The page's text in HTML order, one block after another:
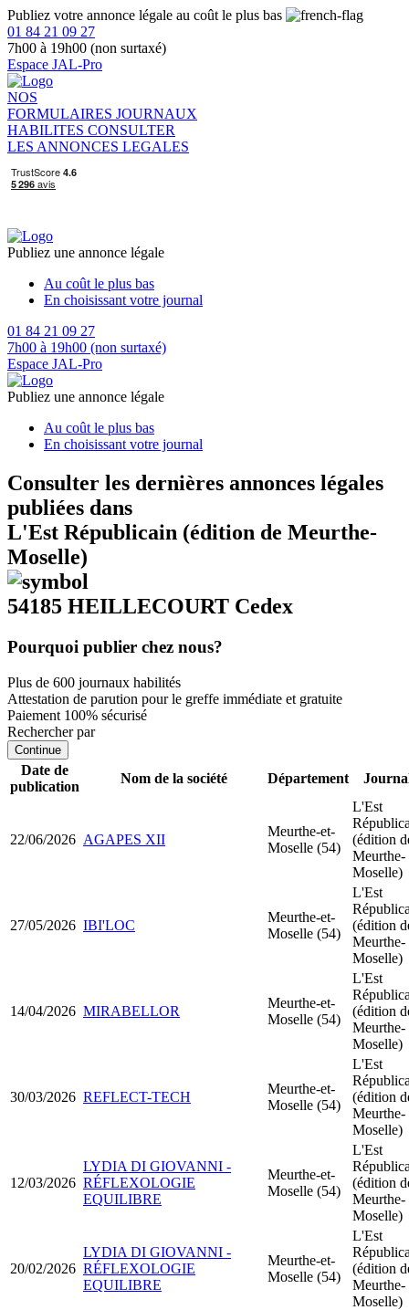
Publiez votre annonce légale au coût le plus bas
01 84 21 09 27
7h00 à 19h00 (non surtaxé)
Espace JAL-Pro
NOS
FORMULAIRES JOURNAUX
HABILITES CONSULTER
LES ANNONCES LEGALES
Publiez une annonce légale
Au coût le plus bas
En choisissant votre journal
01 84 21 09 27
7h00 à 19h00 (non surtaxé)
Espace JAL-Pro
Publiez une annonce légale
Au coût le plus bas
En choisissant votre journal
Consulter les dernières annonces légales
publiées dans
L'Est Républicain (édition de Meurthe-
Moselle)
54185 HEILLECOURT Cedex
Pourquoi publier chez nous?
Plus de 600 journaux habilités
Attestation de parution pour le greffe immédiate et gratuite
Paiement 100% sécurisé
Rechercher par
Continue
Date de
publication
Nom de la société Département
22/06/2026 AGAPES XII
Meurthe-et-
Moselle (54)
L'Est
(édition
Meurthe-
Moselle)
27/05/2026 IBI'LOC
Meurthe-et-
Moselle (54)
L'Est
(édition
Meurthe-
Moselle)
14/04/2026 MIRABELLOR
Meurthe-et-
Moselle (54)
L'Est
(édition
Meurthe-
Moselle)
30/03/2026 REFLECT-TECH
Meurthe-et-
Moselle (54)
L'Est
(édition
Meurthe-
Moselle)
12/03/2026
LYDIA DI GIOVANNI -
RÉFLEXOLOGIE
EQUILIBRE
Meurthe-et-
Moselle (54)
L'Est
(édition
Meurthe-
Moselle)
20/02/2026
LYDIA DI GIOVANNI -
RÉFLEXOLOGIE
EQUILIBRE
Meurthe-et-
Moselle (54)
L'Est
(édition
Meurthe-
Moselle)